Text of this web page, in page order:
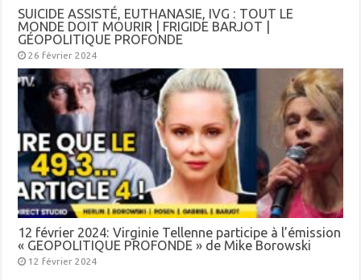
SUICIDE ASSISTÉ, EUTHANASIE, IVG : TOUT LE
MONDE DOIT MOURIR | FRIGIDE BARJOT |
GÉOPOLITIQUE PROFONDE
26 février 2024
12 février 2024: Virginie Tellenne participe à l’émission
« GEOPOLITIQUE PROFONDE » de Mike Borowski
12 février 2024